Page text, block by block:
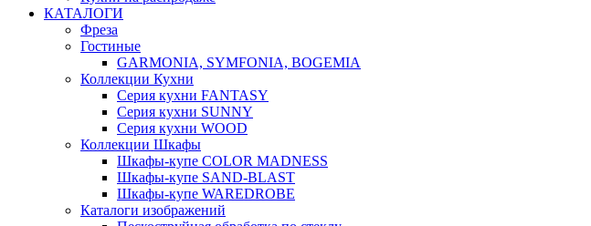
КАТАЛОГИ
Фреза
Гостиные
GARMONIA, SYMFONIA, BOGEMIA
Коллекции Кухни
Серия кухни FANTASY
Серия кухни SUNNY
Серия кухни WOOD
Коллекции Шкафы
Шкафы-купе COLOR MADNESS
Шкафы-купе SAND-BLAST
Шкафы-купе WAREDROBE
Каталоги изображений